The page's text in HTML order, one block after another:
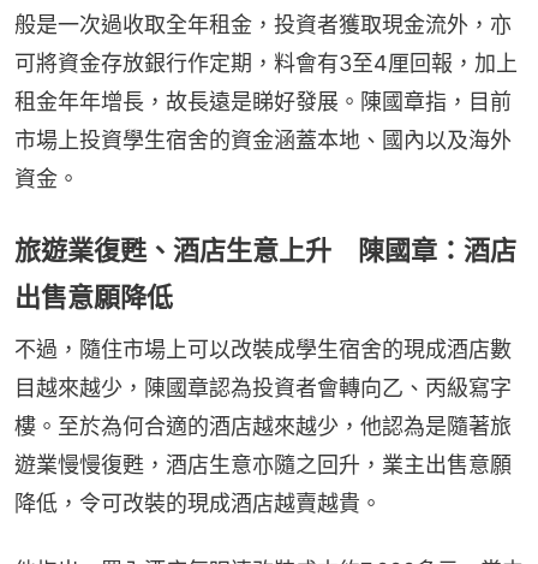
般是一次過收取全年租金，投資者獲取現金流外，亦
可將資金存放銀行作定期，料會有3至4厘回報，加上
租金年年增長，故長遠是睇好發展。陳國章指，目前
市場上投資學生宿舍的資金涵蓋本地、國內以及海外
資金。
旅遊業復甦、酒店生意上升 陳國章：酒店
出售意願降低
不過，隨住市場上可以改裝成學生宿舍的現成酒店數
目越來越少，陳國章認為投資者會轉向乙、丙級寫字
樓。至於為何合適的酒店越來越少，他認為是隨著旅
遊業慢慢復甦，酒店生意亦隨之回升，業主出售意願
降低，令可改裝的現成酒店越賣越貴。